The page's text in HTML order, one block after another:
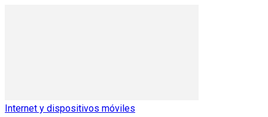
Internet y dispositivos móviles